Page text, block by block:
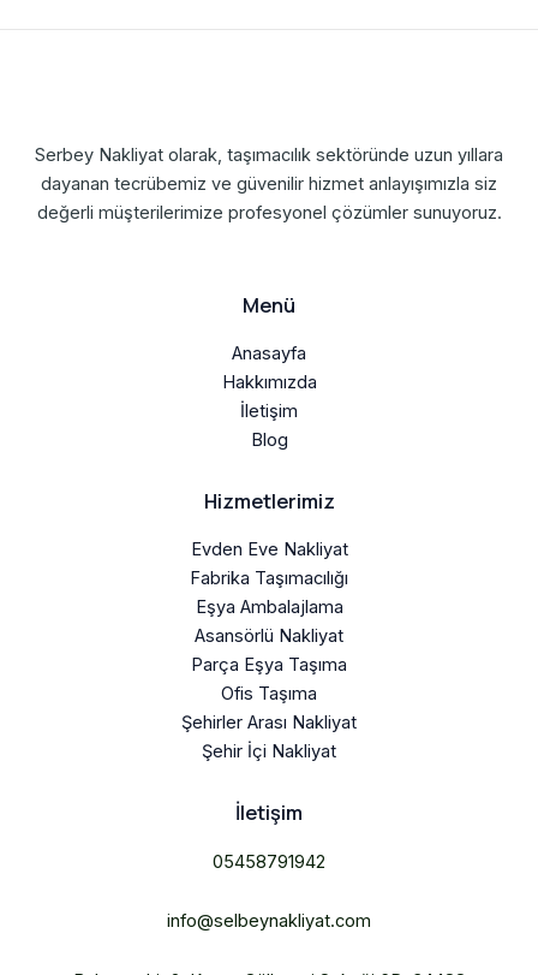
Serbey Nakliyat olarak, taşımacılık sektöründe uzun yıllara
dayanan tecrübemiz ve güvenilir hizmet anlayışımızla siz
değerli müşterilerimize profesyonel çözümler sunuyoruz.
Menü
Anasayfa
Hakkımızda
İletişim
Blog
Hizmetlerimiz
Evden Eve Nakliyat
Fabrika Taşımacılığı
Eşya Ambalajlama
Asansörlü Nakliyat
Parça Eşya Taşıma
Ofis Taşıma
Şehirler Arası Nakliyat
Şehir İçi Nakliyat
İletişim
05458791942
info@selbeynakliyat.com